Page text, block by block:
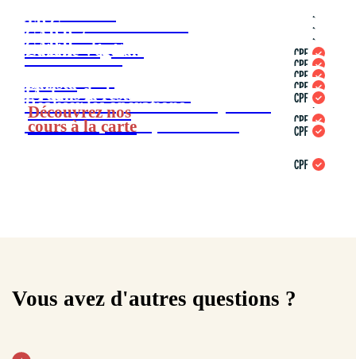
TP Commis de Cuisine
CAP Pâtissier
CAP Boulanger
CAP Boucher
Cuisine Végétale
Métiers du bar
Barista
IA dans la restauration
Réaliser les opérations comptables
courantes (ROCC) d'une TPE
Découvrez nos
cours à la carte
Vous avez d'autres questions ?